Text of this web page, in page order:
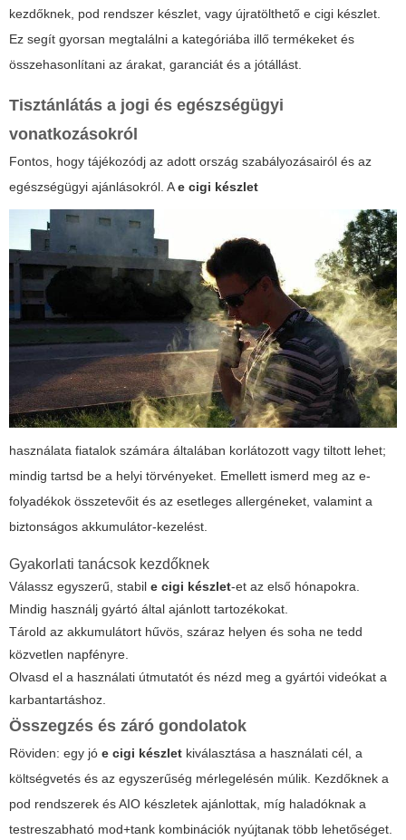
kezdőknek, pod rendszer készlet, vagy újratölthető e cigi készlet.
Ez segít gyorsan megtalálni a kategóriába illő termékeket és
összehasonlítani az árakat, garanciát és a jótállást.
Tisztánlátás a jogi és egészségügyi
vonatkozásokról
Fontos, hogy tájékozódj az adott ország szabályozásairól és az
egészségügyi ajánlásokról. Ae cigi készlet
használata fiatalok számára általában korlátozott vagy tiltott lehet;
mindig tartsd be a helyi törvényeket. Emellett ismerd meg az e-
folyadékok összetevőit és az esetleges allergéneket, valamint a
biztonságos akkumulátor-kezelést.
Gyakorlati tanácsok kezdőknek
Válassz egyszerű, stabil e cigi készlet-et az első hónapokra.
Mindig használj gyártó által ajánlott tartozékokat.
Tárold az akkumulátort hűvös, száraz helyen és soha ne tedd
közvetlen napfényre.
Olvasd el a használati útmutatót és nézd meg a gyártói videókat a
karbantartáshoz.
Összegzés és záró gondolatok
Röviden: egy jó e cigi készlet kiválasztása a használati cél, a
költségvetés és az egyszerűség mérlegelésén múlik. Kezdőknek a
pod rendszerek és AIO készletek ajánlottak, míg haladóknak a
testreszabható mod+tank kombinációk nyújtanak több lehetőséget.